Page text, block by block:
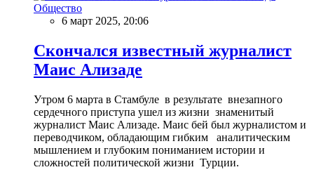
Общество
6 март 2025, 20:06
Скончался известный журналист
Маис Ализаде
Утром 6 марта в Стамбуле в результате внезапного
сердечного приступа ушел из жизни знаменитый
журналист Маис Ализаде. Маис бей был журналистом и
переводчиком, обладающим гибким аналитическим
мышлением и глубоким пониманием истории и
сложностей политической жизни Турции.